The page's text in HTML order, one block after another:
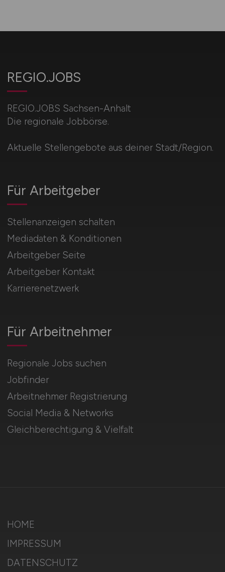
REGIO.JOBS
REGIO.JOBS Sachsen-Anhalt
Die regionale Jobbörse.
Aktuelle Stellengebote aus deiner Stadt/Region.
Für Arbeitnehmer
Regionale Jobs suchen
Jobfinder
Arbeitnehmer Registrierung
Social Media & Networks
Gleichberechtigung & Vielfalt
Für Arbeitgeber
Stellenanzeigen schalten
Mediadaten & Konditionen
Arbeitgeber Seite
Arbeitgeber Kontakt
Karrierenetzwerk
HOME
IMPRESSUM
DATENSCHUTZ